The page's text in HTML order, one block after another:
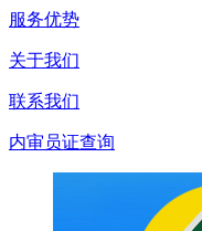
服务优势
关于我们
联系我们
内审员证查询